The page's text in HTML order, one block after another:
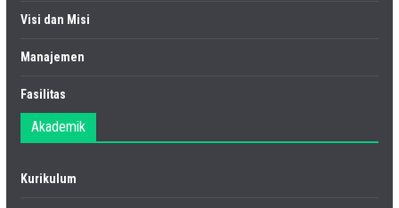
Visi dan Misi
Manajemen
Fasilitas
Akademik
Kurikulum